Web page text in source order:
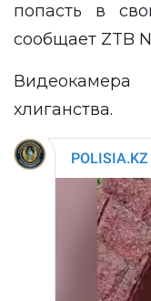
попасть в
сообщает ZTB
хлиганства.